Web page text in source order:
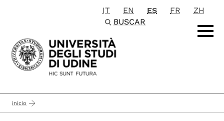
Passa al contenuto principale
IT EN ES FR
ZH
BUSCAR
inicio